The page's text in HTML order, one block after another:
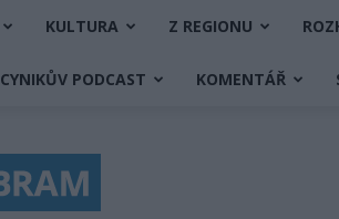
KULTURA Z REGIONU
CYNIKŮV PODCAST KOMENTÁŘ